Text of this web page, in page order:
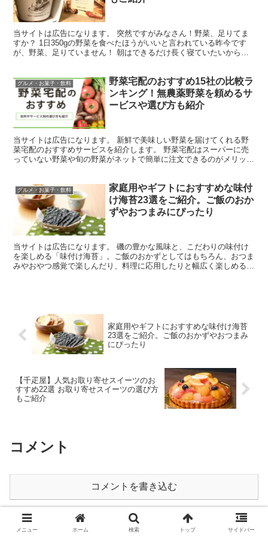
当サイトは広告になります。 突然ですがみなさん！野菜、足りてま
すか？ 1日350gの野菜を食べたほうがいいと言われている昨今です
が、野菜、足りていません！ 朝はできるだけ長く寝ていたいから、
グルメ・お菓子・飲料
野菜宅配のおすすめ15社の比較ラ
ンキング！無農薬野菜を頼めるサ
ービスや選び方も紹介
当サイトは広告になります。 新鮮で美味しい野菜を届けてくれる野
菜宅配のおすすめサービスを紹介します。 野菜宅配はスーパーに売
っていない野菜や旬の野菜がネットで簡単に注文できるのがメリット
グルメ・お菓子・飲料
家庭用やギフトにおすすめな味付
け海苔23選をご紹介。ご飯のおか
ずやおつまみにぴったり
当サイトは広告になります。 磯の豊かな風味と、こだわりの味付け
を楽しめる「味付け海苔」。ご飯のおかずとしてはもちろん、おつま
みやおやつ感覚で楽しんだり、料理に応用したりと幅広く楽しめる食
家庭用やギフトにおすすめな味付け海苔
23選をご紹介。ご飯のおかずやおつまみ
にぴったり
【千疋屋】人気お取り寄せスイーツのお
すすめ22選 お取り寄せスイーツの選び方
もご紹介
コメント
コメントを書き込む
ホーム グルメ・お菓子・飲料
メニュー ホーム 検索 トップ サイドバー